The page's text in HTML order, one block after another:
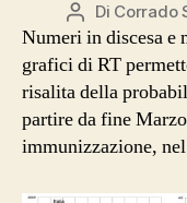
Autore
articolo
Di Corrado
Numeri in discesa e
grafici di RT
risalita della
partire da fine
immunizzazione,